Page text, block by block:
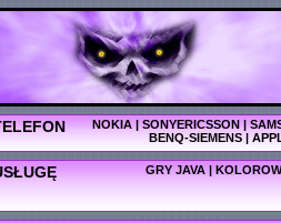
NOKIA|SONYERICSSON|
BENQ-SIEMENS|
GRY JAVA |